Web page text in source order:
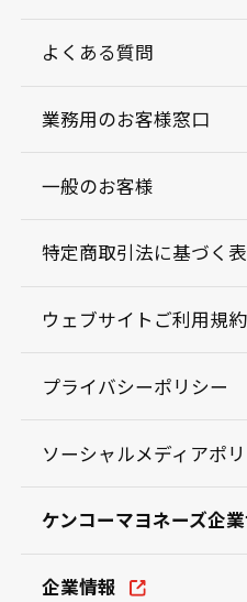
よくある質問
業務用のお客様窓口
一般のお客様
特定商取引法に基づく
ウェブサイトご利用規約
プライバシーポリシー
ソーシャルメディアポ
ケンコーマヨネーズ企
企業情報